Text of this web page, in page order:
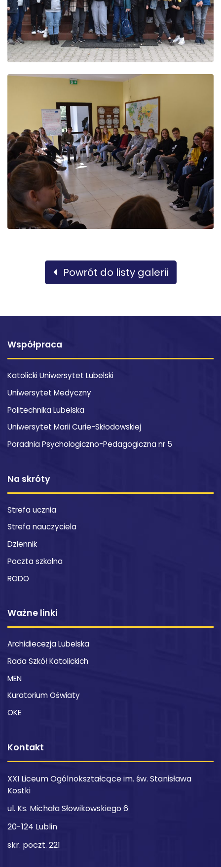
Powrót do listy galerii
Współpraca
Katolicki Uniwersytet Lubelski
Uniwersytet Medyczny
Politechnika Lubelska
Uniwersytet Marii Curie-Skłodowskiej
Poradnia Psychologiczno-Pedagogiczna nr 5
Na skróty
Strefa ucznia
Strefa nauczyciela
Dziennik
Poczta szkolna
RODO
Ważne linki
Archidiecezja Lubelska
Rada Szkół Katolickich
MEN
Kuratorium Oświaty
OKE
Kontakt
XXI Liceum Ogólnokształcące im. św. Stanisława
Kostki
ul. Ks. Michała Słowikowskiego 6
20-124 Lublin
skr. poczt. 221